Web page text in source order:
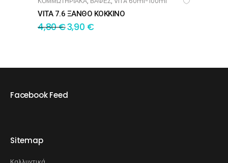
ΠΡΟΣΘΉΚΗ ΣΤΟ ΚΑΛΆΘΙ
VITA 7.6 ΞΑΝΘΟ ΚΟΚΚΙΝΟ
4,80€3,90 €
Facebook Feed
Sitemap